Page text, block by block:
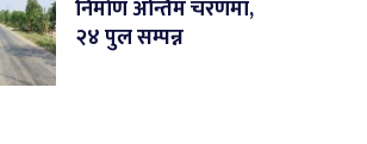
निर्माण अन्तिम चरणमा,
२४ पुल सम्पन्न